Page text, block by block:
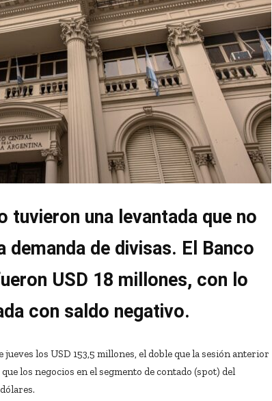
tuvieron una levantada que no
demanda de divisas. El Banco
USD 18 millones, con lo
con saldo negativo.
los USD 153,5 millones, el doble que la sesión anterior
los negocios en el segmento de contado (spot) del